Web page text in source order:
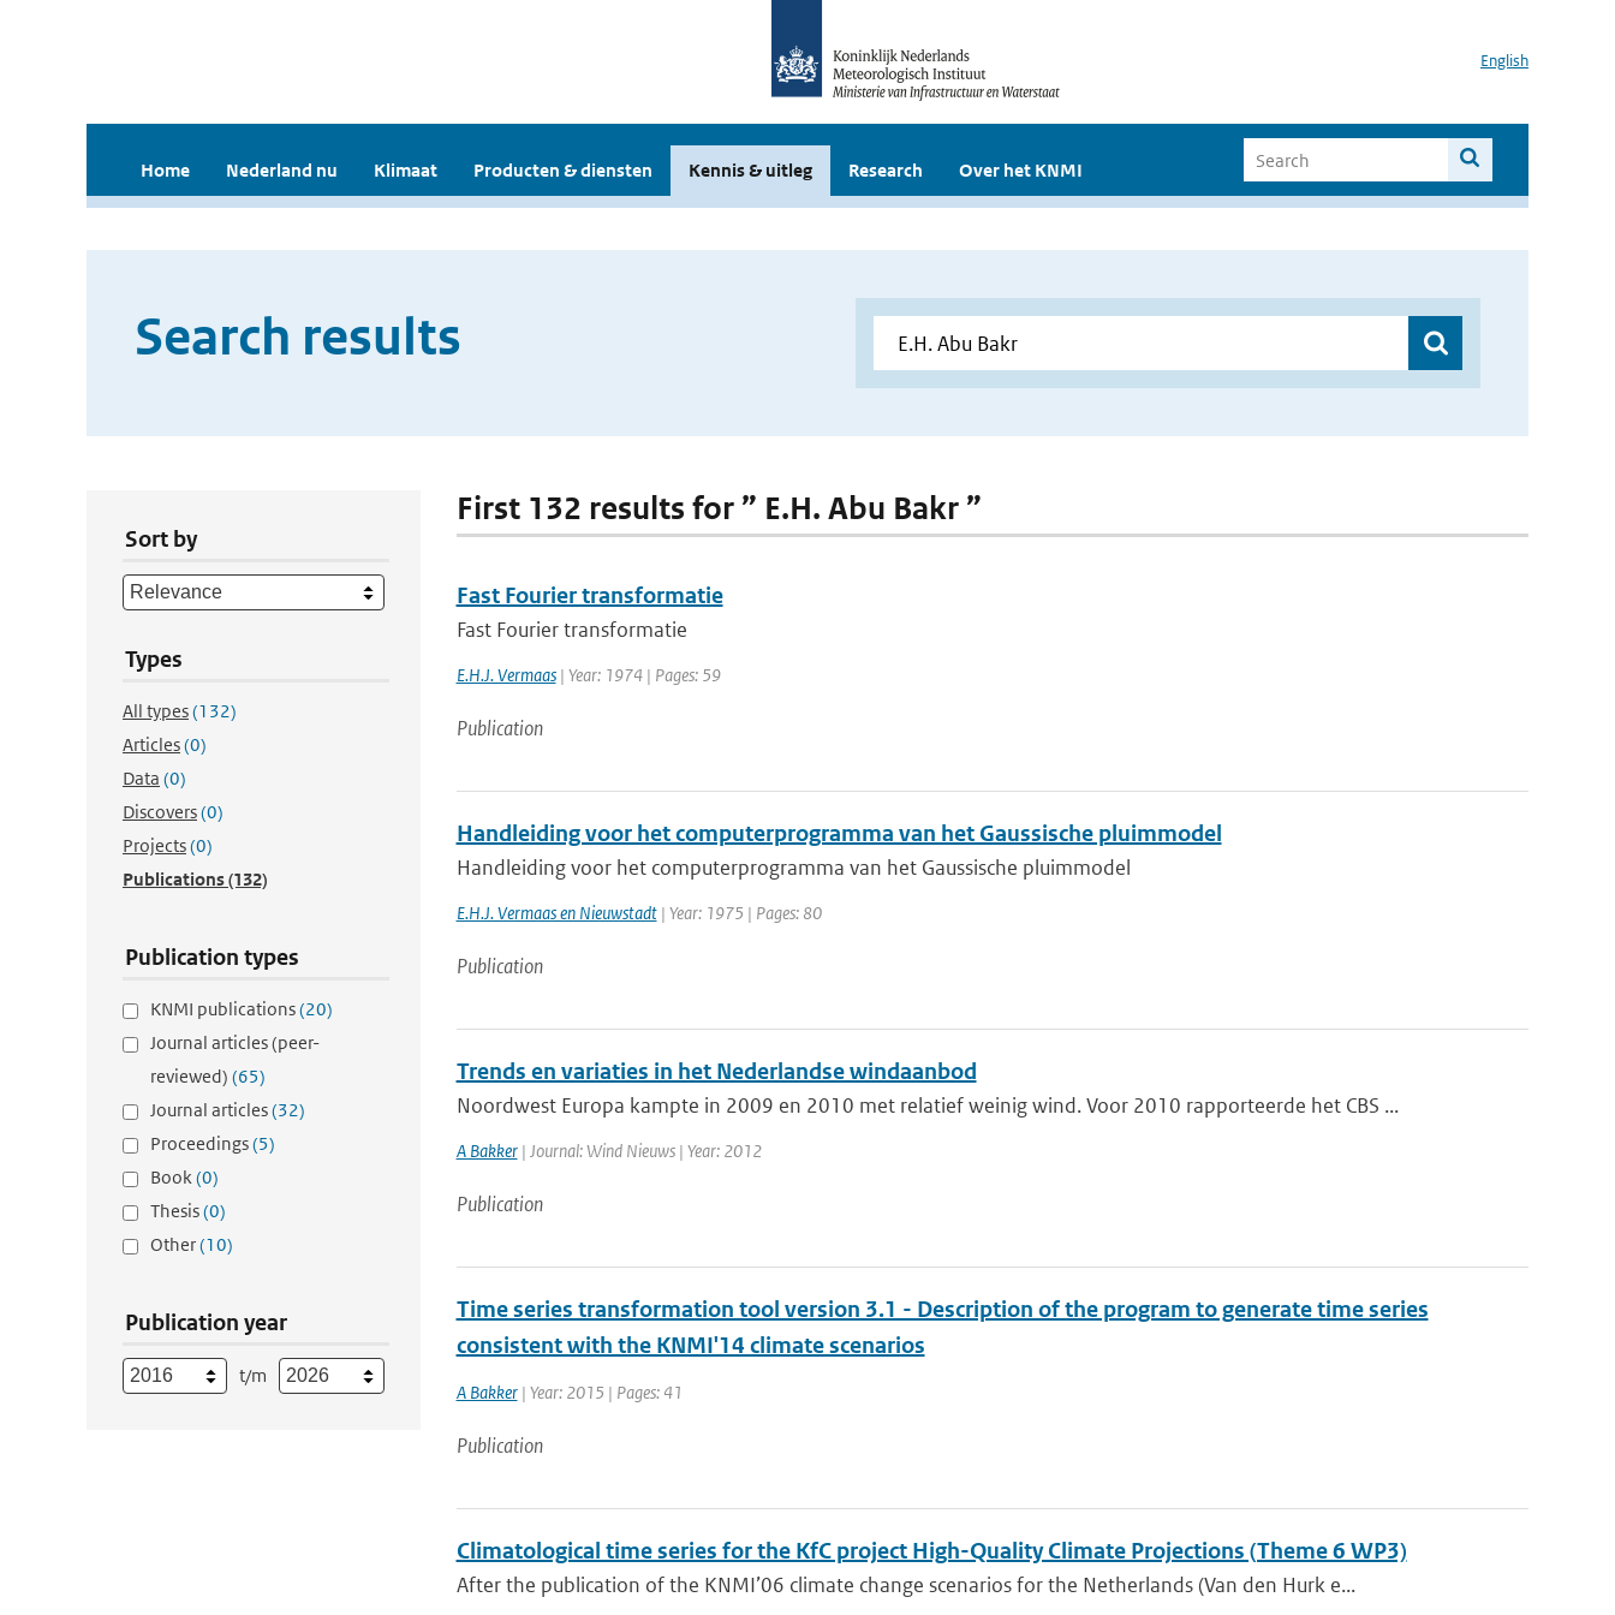
English
Home Nederland nu Klimaat Producten & diensten Kennis & uitleg Research Over het KNMI
Search results
Sort by
Types
All types(132)
Articles(0)
Data (0)
Discovers(0)
Projects(0)
Publications(132)
Publication types
KNMI publications(20)
Journal articles (peer-
reviewed) (65)
Journal articles(32)
Proceedings(5)
Book(0)
Thesis(0)
Other(10)
Publication year
t/m
First 132 results for ” E.H. Abu Bakr ”
Fast Fourier transformatie
Fast Fourier transformatie
E.H.J. Vermaas| Year: 1974 | Pages: 59
Publication
Handleiding voor het computerprogramma van het Gaussische pluimmodel
Handleiding voor het computerprogramma van het Gaussische pluimmodel
E.H.J. Vermaas en Nieuwstadt| Year: 1975 | Pages: 80
Publication
Trends en variaties in het Nederlandse windaanbod
Noordwest Europa kampte in 2009 en 2010 met relatief weinig wind. Voor 2010 rapporteerde het CBS ...
A Bakker| Journal: Wind Nieuws | Year: 2012
Publication
Time series transformation tool version 3.1 - Description of the program to generate time series
consistent with the KNMI'14 climate scenarios
A Bakker| Year: 2015 | Pages: 41
Publication
Climatological time series for the KfC project High-Quality Climate Projections (Theme 6 WP3)
After the publication of the KNMI’06 climate change scenarios for the Netherlands (Van den Hurk e...